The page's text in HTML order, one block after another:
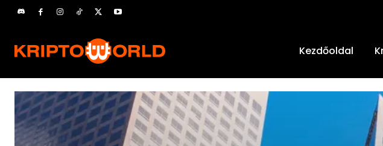
Kezdőoldal